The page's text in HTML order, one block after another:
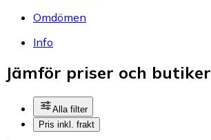
Omdömen
Info
Jämför priser och butiker
Alla filter
Pris inkl. frakt